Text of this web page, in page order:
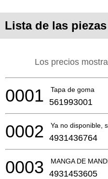
Lista de las
Los precios
Tapa de goma
0001 561993001
Ya no disponible,
0002 4931436764
MANGA DE
0003 4931453605